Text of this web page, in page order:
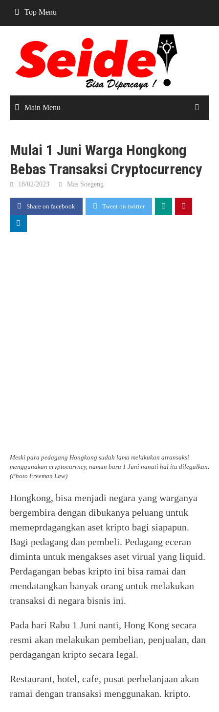
content
Top Menu
Main Menu
Mulai 1 Juni Warga Hongkong
Bebas Transaksi Cryptocurrency
18/02/2023 Mas Soegeng
Share on facebook Tweet on twitter
Meski para pedagang Hongkong sudah lama melakukan atransaksi
menggunakan cryptocurrncy, namun baru 1 Juni nanati hal itu dilegalkan.
(Photo Freeman Law)
Hongkong, bisa menjadi negara yang warganya
bergembira dengan dibukanya peluang untuk
memeprdagangkan aset kripto bagi siapapun.
Bagi pedagang dan pembeli. Pedagang eceran
diminta untuk mengakses aset virual yang liquid.
Perdagangan bebas kripto ini bisa ramai dan
mendatangkan banyak orang untuk melakukan
transaksi di negara bisnis ini.
Pada hari Rabu 1 Juni nanti, Hong Kong secara
resmi akan melakukan pembelian, penjualan, dan
perdagangan kripto secara legal.
Restaurant, hotel, cafe, pusat perbelanjaan akan
ramai dengan transaksi menggunakan. kripto.